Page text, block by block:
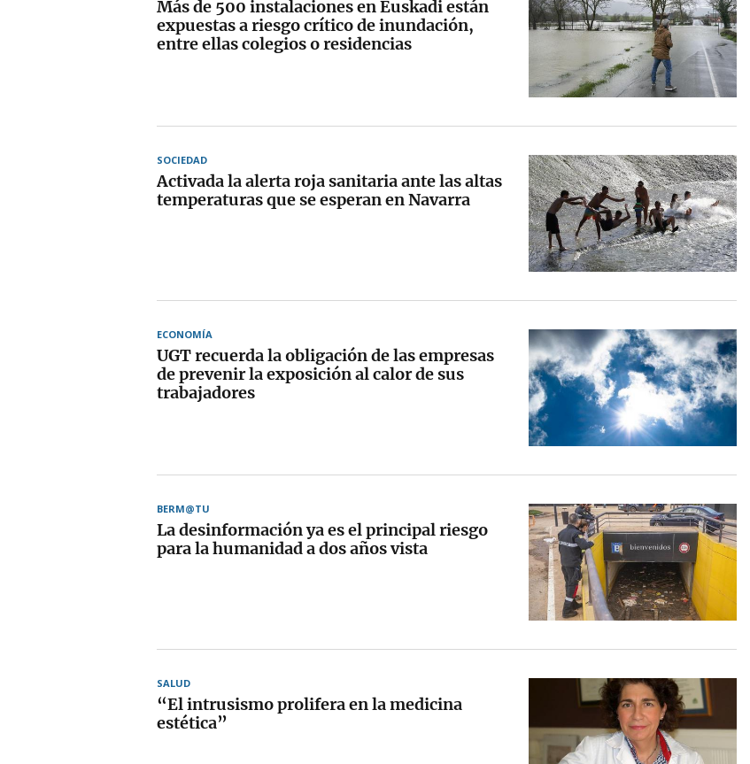
Más de 500 instalaciones en Euskadi están
expuestas a riesgo crítico de inundación,
entre ellas colegios o residencias
SOCIEDAD
Activada la alerta roja sanitaria ante las altas
temperaturas que se esperan en Navarra
ECONOMÍA
UGT recuerda la obligación de las empresas
de prevenir la exposición al calor de sus
trabajadores
BERM@TU
La desinformación ya es el principal riesgo
para la humanidad a dos años vista
SALUD
“El intrusismo prolifera en la medicina
estética”